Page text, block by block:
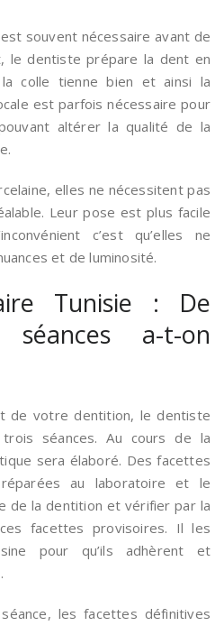
souvent nécessaire avant de
le dentiste prépare la dent en
colle tienne bien et ainsi la
est parfois nécessaire pour
altérer la qualité de la
elles ne nécessitent pas
Leur pose est plus facile
c’est qu’elles ne
et de luminosité.
Tunisie : De
a-t-on
de votre dentition, le dentiste
séances. Au cours de la
sera élaboré. Des facettes
au laboratoire et le
de la dentition et vérifier par la
facettes provisoires. Il les
pour qu’ils adhèrent et
les facettes définitives